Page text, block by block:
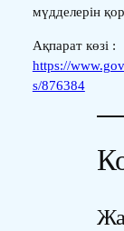
мүдделерін
Ақпарат көзі :
https://
s/876384